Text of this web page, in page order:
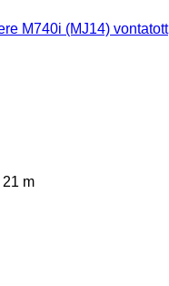
M740i (MJ14) vontatott
21 m